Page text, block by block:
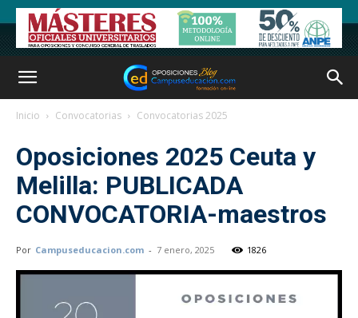
Inicio Convocatorias Convocatorias 2025
Oposiciones 2025 Ceuta y
Melilla: PUBLICADA
CONVOCATORIA-maestros
Por Campuseducacion.com - 7 enero, 2025 1826